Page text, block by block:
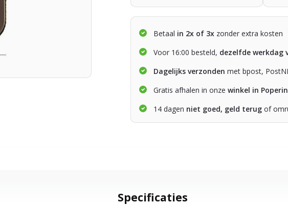
Betaal in 2x of 3x zonder extra kosten
Voor 16:00 besteld, dezelfde werkdag
Dagelijks verzonden met bpost,
Gratis afhalen in onzewinkel in
14 dagen niet goed, geld terug of
Specificaties